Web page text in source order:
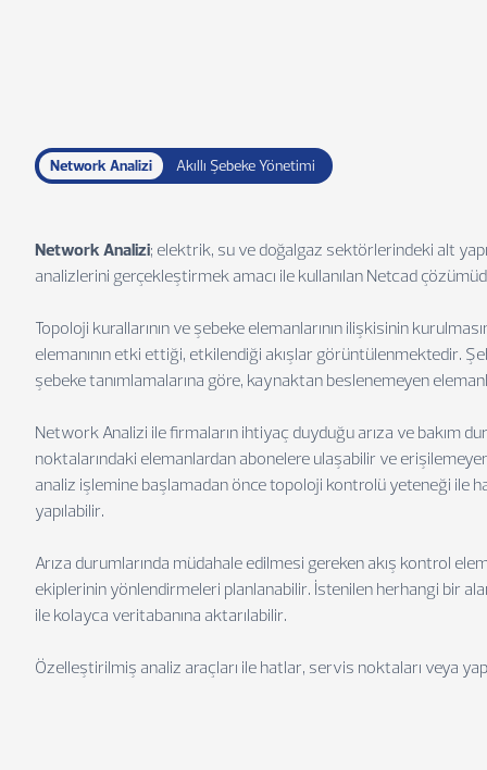
Network Analizi Akıllı Şebeke Yönetimi
Network Analizi; elektrik, su ve doğalgaz sektörlerindeki alt
analizlerini gerçekleştirmek amacı ile kullanılan Netcad
Topoloji kurallarının ve şebeke elemanlarının ilişkisinin
elemanının etki ettiği, etkilendiği akışlar görüntülenmektedir.
şebeke tanımlamalarına göre, kaynaktan beslenemeyen
Network Analizi ile firmaların ihtiyaç duyduğu arıza ve bakım
noktalarındaki elemanlardan abonelere ulaşabilir ve
analiz işlemine başlamadan önce topoloji kontrolü yeteneği ile
yapılabilir.
Arıza durumlarında müdahale edilmesi gereken akış kontrol
ekiplerinin yönlendirmeleri planlanabilir. İstenilen herhangi bir
ile kolayca veritabanına aktarılabilir.
Özelleştirilmiş analiz araçları ile hatlar, servis noktaları veya